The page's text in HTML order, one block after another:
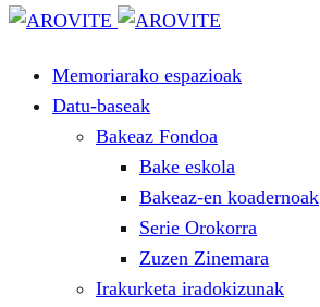
Memoriarako espazioak
Datu-baseak
Bakeaz Fondoa
Bake eskola
Bakeaz-en koadernoak
Serie Orokorra
Zuzen Zinemara
Irakurketa iradokizunak